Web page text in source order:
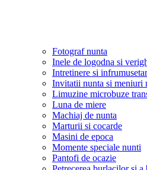
Fotograf nunta
Inele de logodna si
Intretinere si
Invitatii nunta si meniuri
Limuzine microbuze
Luna de miere
Machiaj de nunta
Marturii si cocarde
Masini de epoca
Momente speciale nunti
Pantofi de ocazie